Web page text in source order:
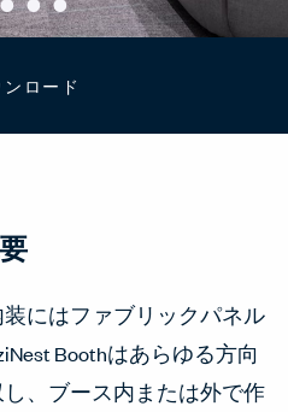
ロード
にはファブリックパネル
Boothはあらゆる方向
、ブース内または外で作